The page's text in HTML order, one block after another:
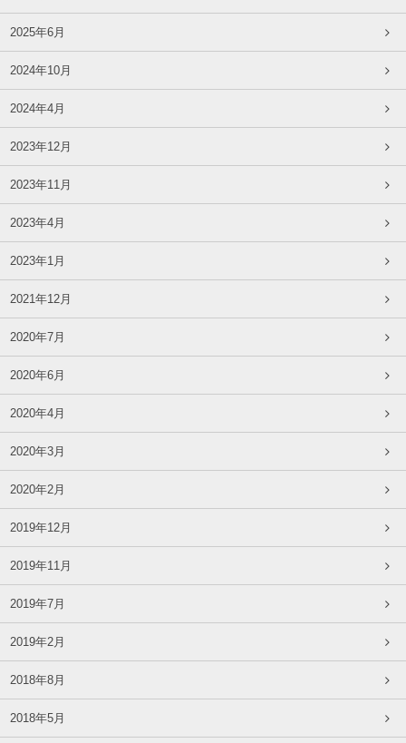
2025年6月
2024年10月
2024年4月
2023年12月
2023年11月
2023年4月
2023年1月
2021年12月
2020年7月
2020年6月
2020年4月
2020年3月
2020年2月
2019年12月
2019年11月
2019年7月
2019年2月
2018年8月
2018年5月